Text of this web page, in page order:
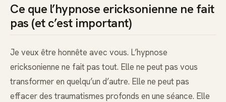
Ce que l’hypnose ericksonienne ne fait
pas (et c’est important)
Je veux être honnête avec vous. L’hypnose
ericksonienne ne fait pas tout. Elle ne peut pas vous
transformer en quelqu’un d’autre. Elle ne peut pas
effacer des traumatismes profonds en une séance. Elle